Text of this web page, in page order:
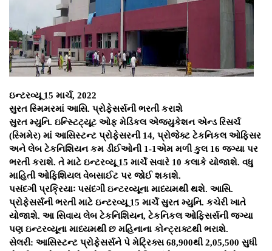
ઇન્ટરવ્યૂ 15 માર્ચ, 2022
સુરત સ્મિમરમાં આસિ. પ્રોફેસર્સની ભરતી કરાશે
સુરત મ્યુનિ. ઇન્સ્ટિટ્યૂટ ઓફ મેડિકલ એજ્યુકેશન એન્ડ રિસર્ચ
(સ્મિમેર) માં આસિસ્ટન્ટ પ્રોફેસરની 14, પ્રોજેક્ટ ટેકનિકલ ઓફિસર
અને લેબ ટેકનિશિયન કમ ડીઈઓની 1-1એમ મળી કુલ 16 જગ્યા પર
ભરતી કરાશે. તે માટે ઇન્ટરવ્યૂ 15 માર્ચે સવારે 10 કલાકે યોજાશે. વધુ
માહિતી ઓફિશિયલ વેબસાઈટ પર જોઈ શકાશે.
પસંદગી પ્રક્રિયાઃ પસંદગી ઇન્ટરવ્યૂના માધ્યમથી થશે. આસિ.
પ્રોફેસર્સની ભરતી માટે ઇન્ટરવ્યૂ 15 માર્ચે સુરત મ્યુનિ. કચેરી ખાતે
યોજાશે. આ સિવાય લેબ ટેકનિશિયન, ટેકનિકલ ઓફિસર્સની જગ્યા
પણ ઇન્ટરવ્યૂના માધ્યમથી છ મહિનાના કોન્ટ્રાક્ટથી ભરાશે.
સેલરી: આસિસ્ટન્ટ પ્રોફેસર્સને પે મેટ્રિક્સ 68,900થી 2,05,500 સુધી